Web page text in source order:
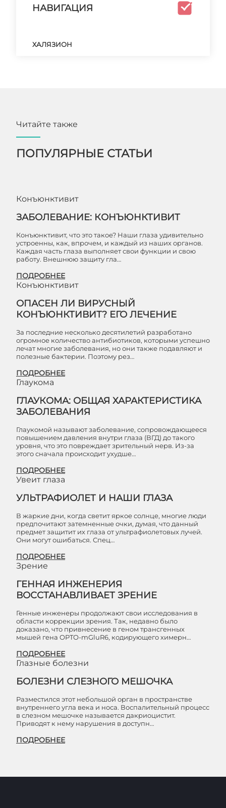
НАВИГАЦИЯ
ХАЛЯЗИОН
Читайте также
ПОПУЛЯРНЫЕ СТАТЬИ
Конъюнктивит
ЗАБОЛЕВАНИЕ: КОНЪЮНКТИВИТ
Конъюнктивит, что это такое? Наши глаза удивительно
устроенны, как, впрочем, и каждый из наших органов.
Каждая часть глаза выполняет свои функции и свою
работу. Внешнюю защиту гла…
ПОДРОБНЕЕ
Конъюнктивит
ОПАСЕН ЛИ ВИРУСНЫЙ
КОНЪЮНКТИВИТ? ЕГО ЛЕЧЕНИЕ
За последние несколько десятилетий разработано
огромное количество антибиотиков, которыми успешно
лечат многие заболевания, но они также подавляют и
полезные бактерии. Поэтому рез…
ПОДРОБНЕЕ
Глаукома
ГЛАУКОМА: ОБЩАЯ ХАРАКТЕРИСТИКА
ЗАБОЛЕВАНИЯ
Глаукомой называют заболевание, сопровождающееся
повышением давления внутри глаза (ВГД) до такого
уровня, что это повреждает зрительный нерв. Из-за
этого сначала происходит ухудше…
ПОДРОБНЕЕ
Увеит глаза
УЛЬТРАФИОЛЕТ И НАШИ ГЛАЗА
В жаркие дни, когда светит яркое солнце, многие люди
предпочитают затемненные очки, думая, что данный
предмет защитит их глаза от ультрафиолетовых лучей.
Они могут ошибаться. Спец…
ПОДРОБНЕЕ
Зрение
ГЕННАЯ ИНЖЕНЕРИЯ
ВОССТАНАВЛИВАЕТ ЗРЕНИЕ
Генные инженеры продолжают свои исследования в
области коррекции зрения. Так, недавно было
доказано, что привнесение в геном трансгенных
мышей гена OPTO-mGluR6, кодирующего химерн…
ПОДРОБНЕЕ
Глазные болезни
БОЛЕЗНИ СЛЕЗНОГО МЕШОЧКА
Разместился этот небольшой орган в пространстве
внутреннего угла века и носа. Воспалительный процесс
в слезном мешочке называется дакриоцистит.
Приводят к нему нарушения в доступн…
ПОДРОБНЕЕ